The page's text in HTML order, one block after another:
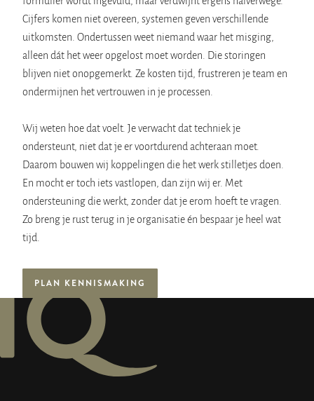
Cijfers komen niet overeen, systemen geven verschillende
uitkomsten. Ondertussen weet niemand waar het misging,
alleen dát het weer opgelost moet worden. Die storingen
blijven niet onopgemerkt. Ze kosten tijd, frustreren je team en
ondermijnen het vertrouwen in je processen.
Wij weten hoe dat voelt. Je verwacht dat techniek je
ondersteunt, niet dat je er voortdurend achteraan moet.
Daarom bouwen wij koppelingen die het werk stilletjes doen.
En mocht er toch iets vastlopen, dan zijn wij er. Met
ondersteuning die werkt, zonder dat je erom hoeft te vragen.
Zo breng je rust terug in je organisatie én bespaar je heel wat
tijd.
PLAN KENNISMAKING